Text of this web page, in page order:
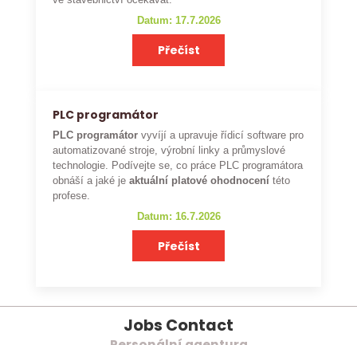
Datum: 17.7.2026
Přečíst
PLC programátor
PLC programátor vyvíjí a upravuje řídicí software pro
automatizované stroje, výrobní linky a průmyslové
technologie. Podívejte se, co práce PLC programátora
obnáší a jaké je aktuální platové ohodnocení této
profese.
Datum: 16.7.2026
Přečíst
Jobs Contact